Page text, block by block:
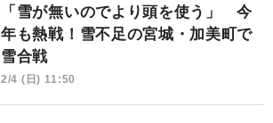
「雪が無いのでより頭を使う」 今
年も熱戦！雪不足の宮城・加美町で
雪合戦
2/4 (日) 11:50